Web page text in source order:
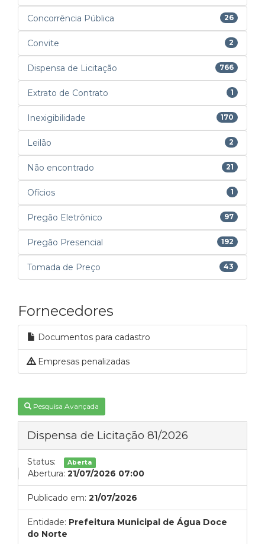
Concorrência Pública 26
Convite 2
Dispensa de Licitação 766
Extrato de Contrato 1
Inexigibilidade 170
Leilão 2
Não encontrado 21
Ofícios 1
Pregão Eletrônico 97
Pregão Presencial 192
Tomada de Preço 43
Fornecedores
Documentos para cadastro
Empresas penalizadas
Pesquisa Avançada
Dispensa de Licitação 81/2026
Status: Aberta
Abertura: 21/07/2026 07:00
Publicado em: 21/07/2026
Entidade: Prefeitura Municipal de Água Doce
do Norte